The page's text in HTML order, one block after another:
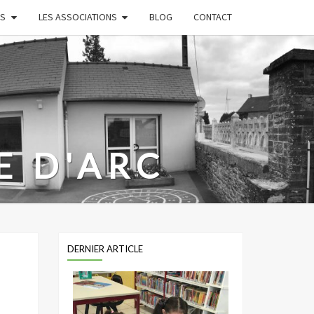
LES ASSOCIATIONS BLOG CONTACT
D'ARC
EnfantsDERNIER ARTICLE